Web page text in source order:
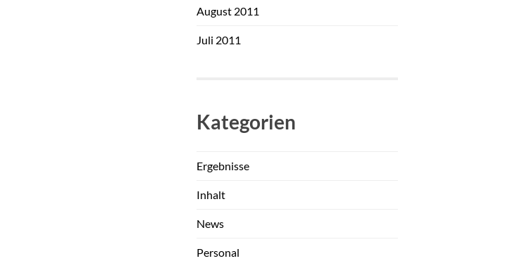
August 2011
Juli 2011
Kategorien
Ergebnisse
Inhalt
News
Personal